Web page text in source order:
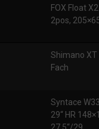
FOX Float
2pos,
Shimano XT
Fach
Syntace
29“ HR